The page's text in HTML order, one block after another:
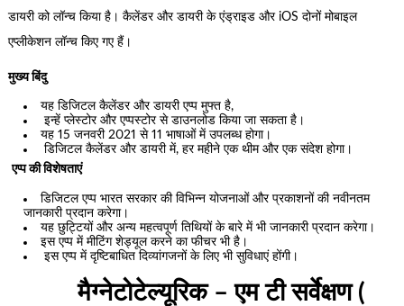
डायरी को लॉन्च किया है। कैलेंडर और डायरी के एंड्राइड और iOS दोनों मोबाइल
एप्लीकेशन लॉन्च किए गए हैं।
मुख्य बिंदु
यह डिजिटल कैलेंडर और डायरी एप्प मुफ्त है,
इन्हें प्लेस्टोर और एप्पस्टोर से डाउनलोड किया जा सकता है।
यह 15 जनवरी 2021 से 11 भाषाओं में उपलब्ध होगा।
डिजिटल कैलेंडर और डायरी में, हर महीने एक थीम और एक संदेश होगा।
एप्प की विशेषताएं
डिजिटल एप्प भारत सरकार की विभिन्न योजनाओं और प्रकाशनों की नवीनतम
जानकारी प्रदान करेगा।
यह छुट्टियों और अन्य महत्वपूर्ण तिथियों के बारे में भी जानकारी प्रदान करेगा।
इस एप्प में मीटिंग शेड्यूल करने का फीचर भी है।
इस एप्प में दृष्टिबाधित दिव्यांगजनों के लिए भी सुविधाएं होंगी।
मैग्नेटोटेल्यूरिक – एम टी सर्वेक्षण (